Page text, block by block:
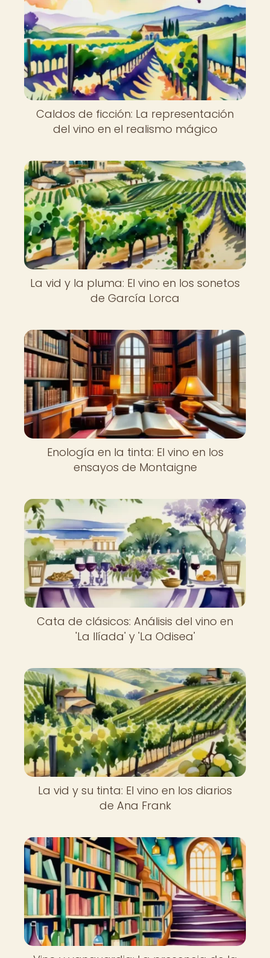
Caldos de ficción: La representación
del vino en el realismo mágico
La vid y la pluma: El vino en los sonetos
de García Lorca
Enología en la tinta: El vino en los
ensayos de Montaigne
Cata de clásicos: Análisis del vino en
'La Ilíada' y 'La Odisea'
La vid y su tinta: El vino en los diarios
de Ana Frank